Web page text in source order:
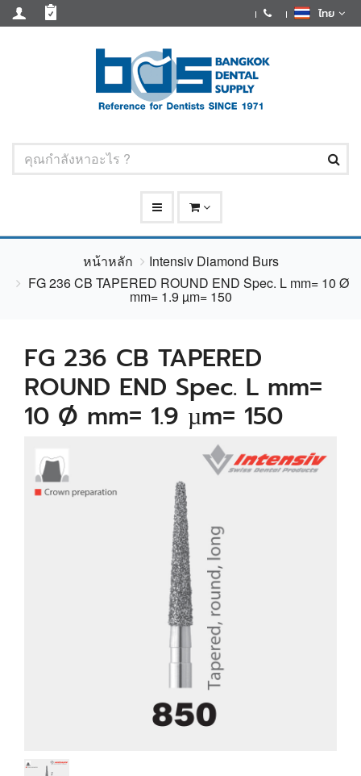
ไทย
หน้าหลัก
Intensiv Diamond Burs
FG 236 CB TAPERED ROUND END Spec. L mm= 10 Ø
mm= 1.9 µm= 150
FG 236 CB TAPERED
ROUND END Spec. L mm=
10 Ø mm= 1.9 µm= 150